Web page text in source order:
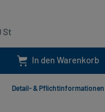
In den Warenkorb
Detail- & Pflichtinformationen